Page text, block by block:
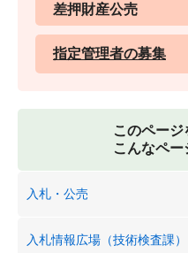
差押財産公売
指定管理者の募集
このペー
こんなペ
入札・公売
入札情報広場（技術検査課）